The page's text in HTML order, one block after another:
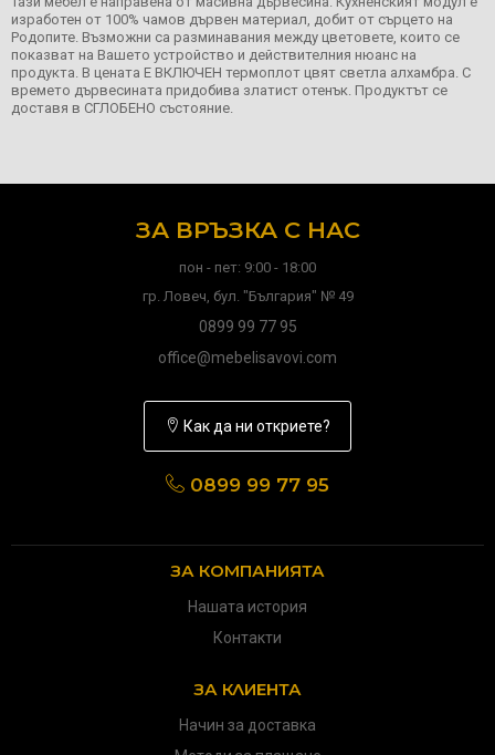
изработен от 100% чамов дървен материал, добит от сърцето на
Родопите. Възможни са разминавания между цветовете, които се
показват на Вашето устройство и действителния нюанс на
продукта. В цената Е ВКЛЮЧЕН термоплот цвят светла алхамбра. С
времето дървесината придобива златист отенък. Продуктът се
доставя в СГЛОБЕНО състояние.
ЗА ВРЪЗКА С НАС
пон - пет: 9:00 - 18:00
гр. Ловеч, бул. "България" № 49
0899 99 77 95
office@mebelisavovi.com
Как да ни откриете?
0899 99 77 95
ЗА КОМПАНИЯТА
Нашата история
Контакти
ЗА КЛИЕНТА
Начин за доставка